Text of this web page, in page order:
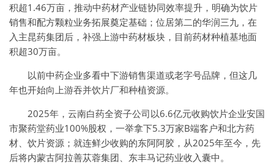
积超1.46万亩，推动中药材产业链协同效率提升，明确为饮片
销售和配方颗粒业务拓展奠定基础；位居第二的华润三九，在
入主昆药集团后，补强上游中药材板块，目前药材种植基地面
积超30万亩。
以前中药企业多看中下游销售渠道或老字号品牌，但这几
年也开始向上游吞并饮片厂和种植资源。
2025年，云南白药全资子公司以6.6亿元收购饮片企业安国
市聚药堂药业100%股权，一举拿下5.3万家B端客户和北方药
材、饮片资源；就连鲜少收购的东阿阿胶，从2025年至今，先
后将内蒙古阿拉善苁蓉集团、东丰马记药业收入囊中。